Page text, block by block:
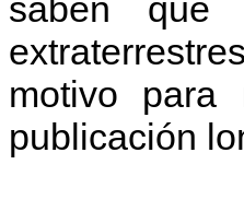
saben que
motivo para
publicación